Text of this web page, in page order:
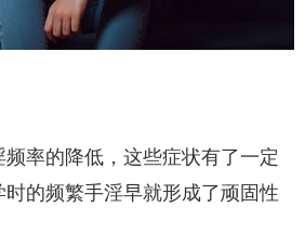
频率的降低，这些症状有了一定
的频繁手淫早就形成了顽固性